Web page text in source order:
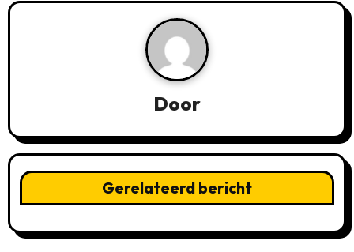
Door
Gerelateerd bericht